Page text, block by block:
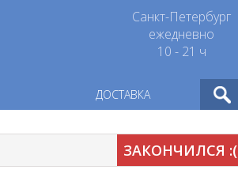
Санкт-Петербург
ежедневно
10 - 21 ч
ДОСТАВКА
ЗАКОНЧИЛСЯ :(